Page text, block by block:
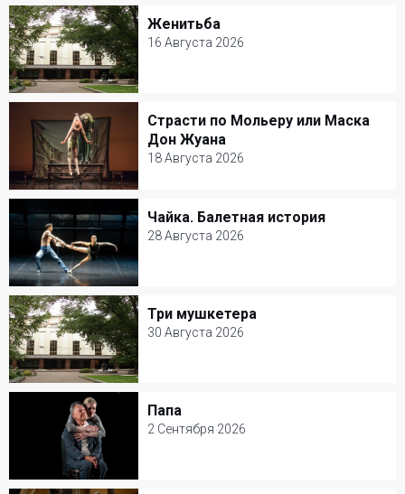
Современник
Комедия
Женитьба
16 Августа 2026
Женитьба
16 Августа 2026
Театр Моссовета
Драма
Страсти по Мольеру или Маска
Дон Жуана
18 Августа 2026
Страсти по Мольеру или Маска Дон
Жуана
18 Августа 2026
Александринский театр
Балет и Танец
Чайка. Балетная история
28 Августа 2026
Чайка. Балетная история
28 Августа 2026
Александринский театр
Балет и Танец
Три мушкетера
30 Августа 2026
Три мушкетера
30 Августа 2026
Театр Моссовета
Музыкальный спектакль
Папа
2 Сентября 2026
Папа
2 Сентября 2026